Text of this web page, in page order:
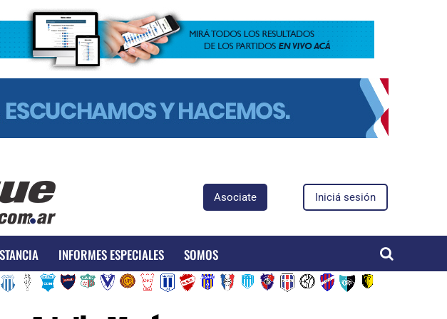
Asociate Iniciá sesión
INFORMES ESPECIALES SOMOS